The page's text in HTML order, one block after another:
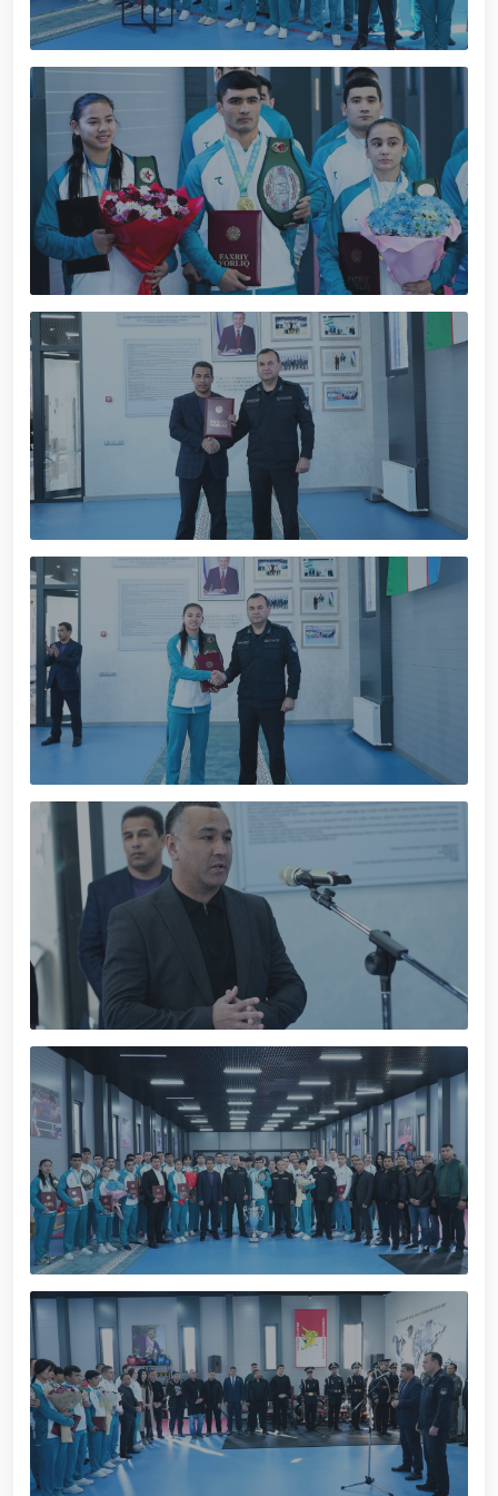
Наследие предков – источник национальной
гордости и патриотизма. //Генерал-полковник Б.
Ташматов ознакомился с деятельностью
Ташкентского военно-академического лицея
«Темурбеклар мактаби». // Командующий
Национальной гвардией, генерал-полковник Б.
Ташматов, побывал с рабочим визитом в
Сырдарьинской и Джизакской областях. //
Состоялась республиканская военно-научно-
практическая конференция на тему «Перспективы
развития науки и педагогических технологий в
системе военного образования». // Командующий
Национальной гвардией генерал-полковник Б.
Ташматов провёл первые адресные мероприятия в
Юнусабадском районе. // В Самаркандской и
Бухарской областях реализованы конкретные
меры по созданию безопасной среды и
обеспечению надёжной охраны общественного
порядка. // Приоритетные задачи в сфере
государственной молодёжной политики остаются
в центре постоянного внимания. // Генерал-
полковник Б. Ташматов избран председателем
Федерации рукопашного боя правоохранительных
органов Узбекистана. // Продолжается работа по
укреплению боевого потенциала личного состава
Национальной гвардии, повышению уровня
физической и моральной подготовки, а также
совершенствованию системы в соответствии с
современными требованиями. // Сотрудники,
посвятившие себя службе, были торжественно и с
почётом проведены на заслуженную пенсию //
Литературно-художественное мероприятие на
тему «Kitobxon harbiy oilalar» / / Мероприятия в
рамках месячника патриотизма / / В Ташкенте
задержан разыскиваемый за совершение
преступления / / Состоялась премьера фильма
«Жасорат» / / В Национальной гвардии прошло
торжественное мероприятие, посвящённое 34-й
годовщине образования Вооружённых Сил и 14
января — Дню защитников Родины / /
Праздничное поздравление по случаю 34-й
годовщины образования Вооружённых Сил
Республики Узбекистан и Дня защитников Родины
/ / В связи с 34-й годовщиной образования
Вооружённых Сил Республики Узбекистан и 14
января — Днём защитников Родины гвардейцы
возложили цветы к подножию мемориального
комплекса, возведённого на территории
Центрального аппарата Национальной гвардии, в
память о боевых товарищах, героически погибших
при исполнении служебного долга, и почтили их
память / / Указ Президента Республики
Узбекистан «О награждении группы
военнослужащих и сотрудников
правоохранительных органов в связи с 34-й
годовщиной образования Вооружённых Сил
Республики Узбекистан и Днём защитников
Родины» / / Президент Шавкат Мирзиёев провёл
расширенное заседание Совета безопасности / /
Президент Шавкат Мирзиёев ознакомился с
деятельностью когенерационной станции высокой
мощности, построенной в Юнусабадском районе
города Ташкента / / Ташкент, формирующийся
как крупный центр финансов, передовых
технологий, культуры и туризма, будет и далее
развиваться по стандартам современных мировых
мегаполисов / / Проведён духовно-